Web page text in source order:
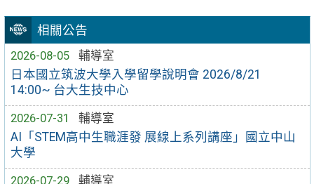
相關公告
2026-08-05
輔導室
日本國立筑波大學入學留學說明會 2026/8/21
14:00~ 台大生技中心
2026-07-31
輔導室
AI「STEM高中生職涯發 展線上系列講座」國立中山
大學
2026-07-29
輔導室